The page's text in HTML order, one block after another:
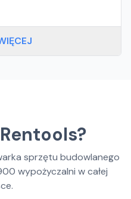
sprzętu budowlanego
wypożyczalni w całej